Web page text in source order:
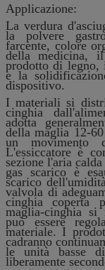
Applicazione:
La verdura
la polvere
farcente, colore
della medicina,
prodotto di legno,
e la
dispositivo.
I materiali si
cinghia
adotta
della maglia 12-
un movimento
L'essiccatore è
sezione l'aria
gas scarico è
scarico
valvola di
cinghia coperta
maglia-cinghia si
può essere
materiale. I
cadranno
le unità basse
liberamente